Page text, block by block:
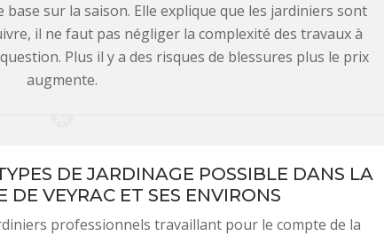
sur la saison. Elle explique que les jardiniers sont
il ne faut pas négliger la complexité des travaux à
Plus il y a des risques de blessures plus le prix
augmente.
DE JARDINAGE POSSIBLE DANS LA
DE VEYRAC ET SES ENVIRONS
professionnels travaillant pour le compte de la